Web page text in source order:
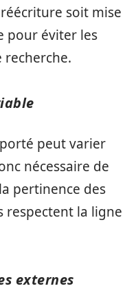
réécriture soit mise
pour éviter les
recherche.
peut varier
nécessaire de
pertinence des
respectent la ligne
externes